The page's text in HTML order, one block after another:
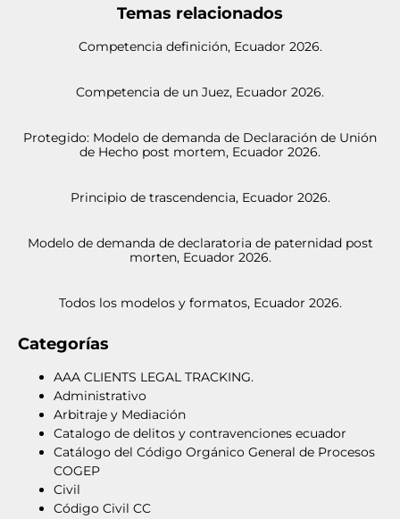
Temas relacionados
Competencia definición, Ecuador 2026.
Competencia de un Juez, Ecuador 2026.
Protegido: Modelo de demanda de Declaración de Unión
de Hecho post mortem, Ecuador 2026.
Principio de trascendencia, Ecuador 2026.
Modelo de demanda de declaratoria de paternidad post
morten, Ecuador 2026.
Todos los modelos y formatos, Ecuador 2026.
Categorías
AAA CLIENTS LEGAL TRACKING.
Administrativo
Arbitraje y Mediación
Catalogo de delitos y contravenciones ecuador
Catálogo del Código Orgánico General de Procesos
COGEP
Civil
Código Civil CC